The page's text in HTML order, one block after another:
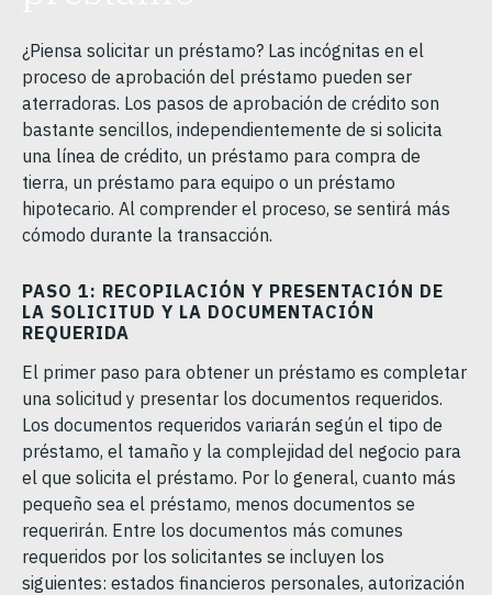
¿Piensa solicitar un préstamo? Las incógnitas en el
proceso de aprobación del préstamo pueden ser
aterradoras. Los pasos de aprobación de crédito son
bastante sencillos, independientemente de si solicita
una línea de crédito, un préstamo para compra de
tierra, un préstamo para equipo o un préstamo
hipotecario. Al comprender el proceso, se sentirá más
cómodo durante la transacción.
PASO 1: RECOPILACIÓN Y PRESENTACIÓN DE
LA SOLICITUD Y LA DOCUMENTACIÓN
REQUERIDA
El primer paso para obtener un préstamo es completar
una solicitud y presentar los documentos requeridos.
Los documentos requeridos variarán según el tipo de
préstamo, el tamaño y la complejidad del negocio para
el que solicita el préstamo. Por lo general, cuanto más
pequeño sea el préstamo, menos documentos se
requerirán. Entre los documentos más comunes
requeridos por los solicitantes se incluyen los
siguientes: estados financieros personales, autorización